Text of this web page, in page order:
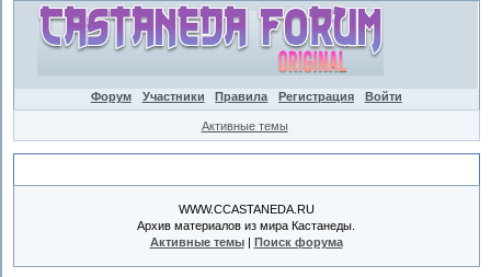
Форум Участники Правила Регистрация Войти
Активные темы
WWW.CCASTANEDA.RU
Архив материалов из мира Кастанеды.
Активные темы| Поиск форума